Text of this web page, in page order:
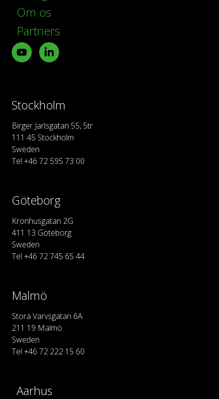
Om os
Partners
YoutubeLinkedIn
Stockholm
Birger Jarlsgatan 55, 5tr
111 45 Stockholm
Sweden
Tel +46 72 595 73 00
Göteborg
Kronhusgatan 2G
411 13 Göteborg
Sweden
Tel +46 72 745 65 44
Malmö
Stora Varvsgatan 6A
211 19 Malmö
Sweden
Tel +46 72 222 15 60
Aarhus